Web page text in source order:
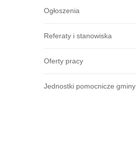
Ogłoszenia
Referaty i stanowiska
Oferty pracy
Jednostki pomocnicze gminy